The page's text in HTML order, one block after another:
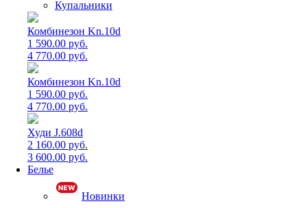
Купальники
Комбинезон Kn.10d
1 590.00 руб.
4 770.00 руб.
Комбинезон Kn.10d
1 590.00 руб.
4 770.00 руб.
Худи J.608d
2 160.00 руб.
3 600.00 руб.
Белье
Новинки